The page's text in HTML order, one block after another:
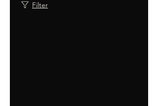
Filter